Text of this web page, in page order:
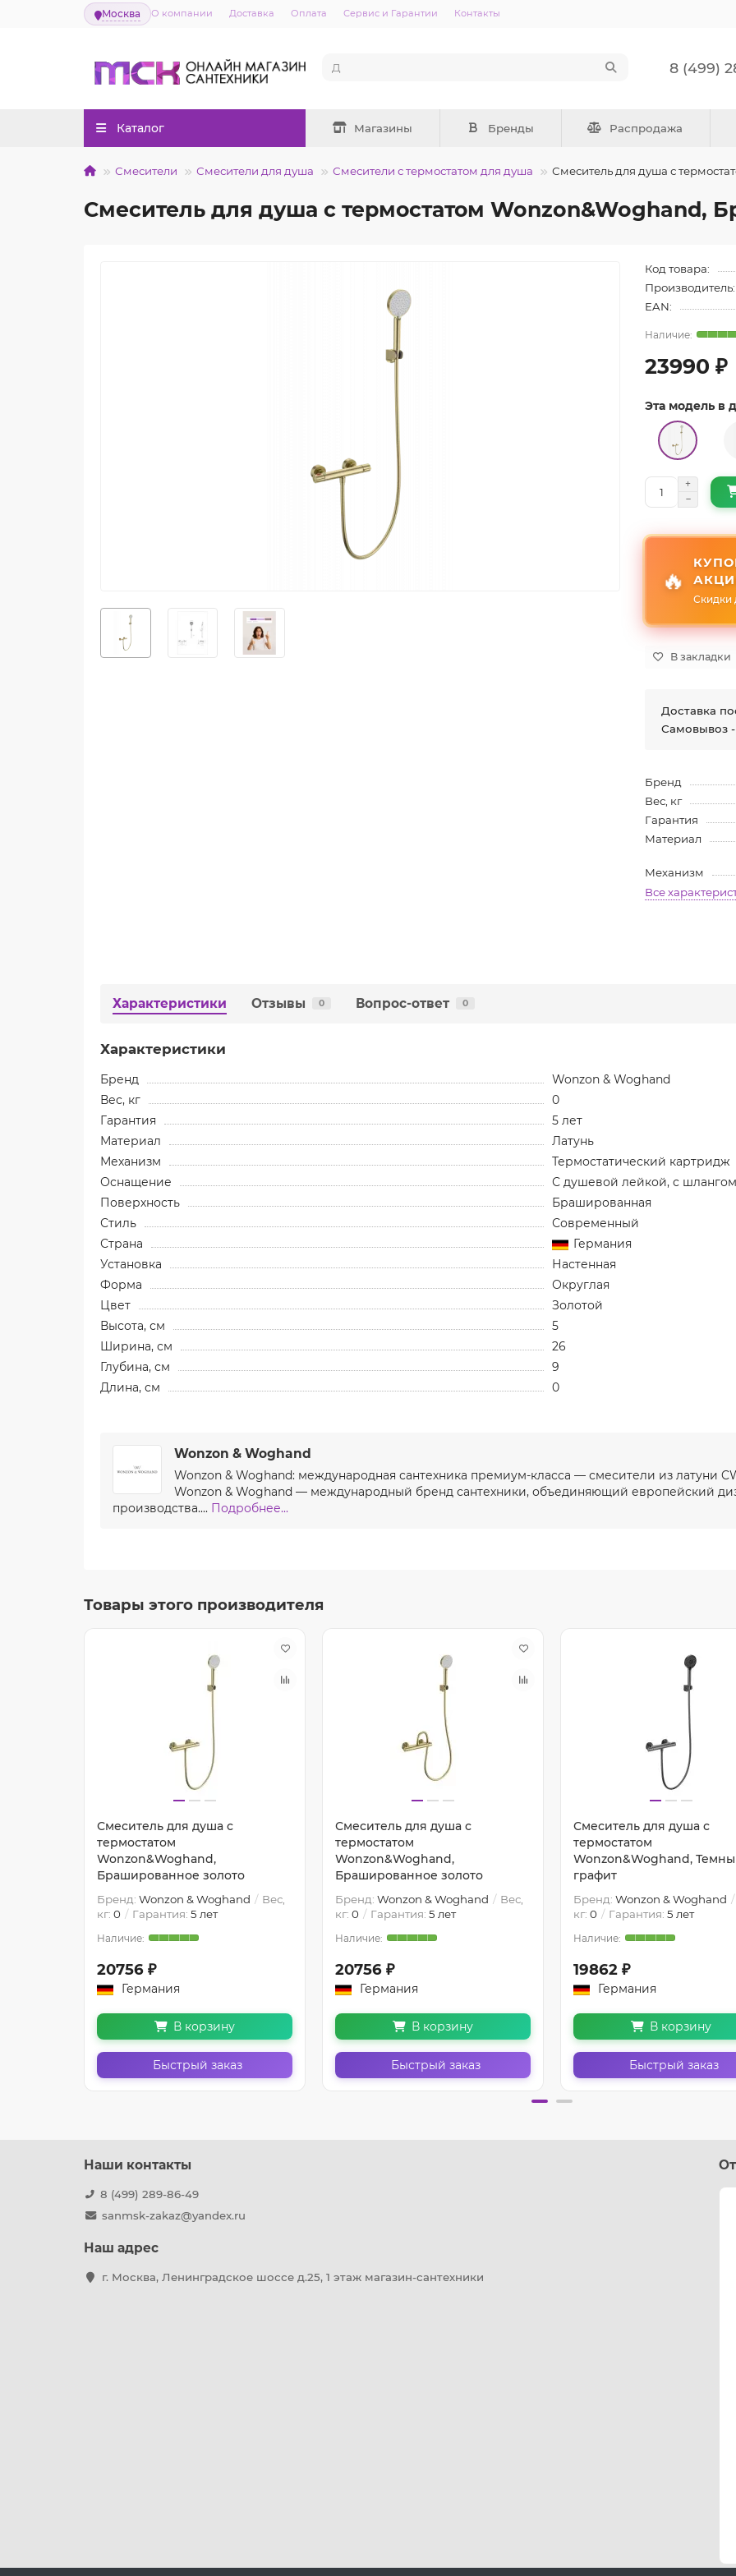
Москва О компании Доставка Оплата Сервис и Гарантии Контакты
8 (499)
Каталог Магазины Бренды Распродажа
Смесители Смесители для душа Смесители с термостатом для душа Смеситель для душа с
Смеситель для душа с термостатом Wonzon&Woghand,
Код товара:
Производитель:
EAN:
23990 ₽
Эта модель в
🔥
Скидки
В закладки
Доставка
Самовывоз
Бренд
Вес, кг
Гарантия
Материал
Механизм
Все
Характеристики Отзывы 0 Вопрос-ответ 0
Характеристики
Бренд
Wonzon & Woghand
Вес, кг
0
Гарантия
5 лет
Материал
Латунь
Механизм
Термостатический картридж
Оснащение
С душевой лейкой, с
Поверхность
Брашированная
Стиль
Современный
Страна
Германия
Установка
Настенная
Форма
Округлая
Цвет
Золотой
Высота, см
5
Ширина, см
26
Глубина, см
9
Длина, см
0
Wonzon & Woghand
Wonzon & Woghand: международная сантехника премиум-класса — смесители из латуни
Wonzon & Woghand — международный бренд сантехники, объединяющий европейский
производства.... Подробнее...
Товары этого производителя
Смеситель для душа с
термостатом
Wonzon&Woghand,
Брашированное золото
Бренд: Wonzon & Woghand
Вес,
кг: 0 Гарантия: 5 лет
20756 ₽
Германия
В корзину
Быстрый заказ
Смеситель для душа с
термостатом
Wonzon&Woghand,
Брашированное золото
Бренд: Wonzon & Woghand
Вес,
кг: 0 Гарантия: 5 лет
20756 ₽
Германия
В корзину
Быстрый заказ
Смеситель для душа с
термостатом
Wonzon&Woghand,
графит
Бренд: Wonzon & Woghand
кг: 0 Гарантия: 5 лет
19862 ₽
Германия
В корзину
Быстрый заказ
Наши контакты
8 (499) 289-86-49
sanmsk-zakaz@yandex.ru
Наш адрес
г. Москва, Ленинградское шоссе д.25, 1 этаж магазин-сантехники